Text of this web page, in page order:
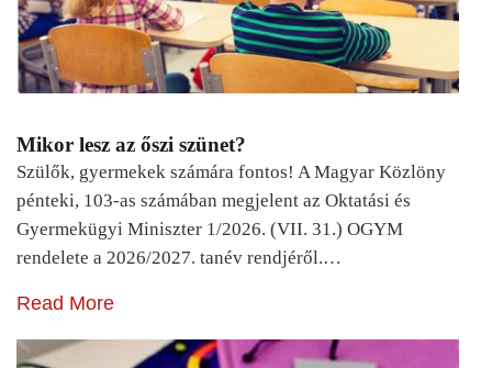
Mikor lesz az őszi szünet?
Szülők, gyermekek számára fontos! A Magyar Közlöny
pénteki, 103-as számában megjelent az Oktatási és
Gyermekügyi Miniszter 1/2026. (VII. 31.) OGYM
rendelete a 2026/2027. tanév rendjéről.…
Read More